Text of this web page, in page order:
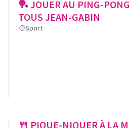
🏓 JOUER AU PING-
TOUS JEAN-GABIN
Sport
🍴 PIQUE-NIQUER À LA